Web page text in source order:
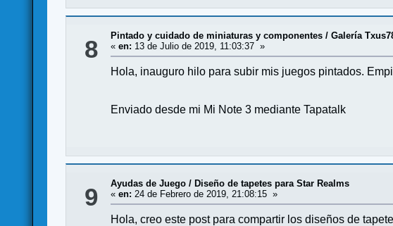
8 Pintado y cuidado de miniaturas y componentes /Galería
«en: 13 de Julio de 2019, 11:03:37 »
Hola, inauguro hilo para subir mis juegos pintados.
Enviado desde mi Mi Note 3 mediante Tapatalk
9 Ayudas de Juego / Diseño de tapetes para Star Realms
«en: 24 de Febrero de 2019, 21:08:15 »
Hola, creo este post para compartir los diseños de